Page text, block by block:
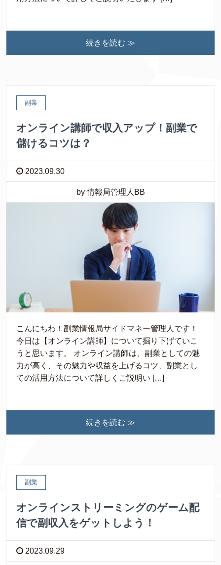
続きを読む ≫
副業
オンライン講師で収入アップ！副業で
儲けるコツは？
2023.09.30
by 情報局管理人BB
こんにちわ！副業情報局サイドマネー管理人です！
今日は【オンライン講師】について掘り下げていこ
うと思います。 オンライン講師は、副業としての魅
力が高く、その魅力や収益を上げるコツ、副業とし
ての活用方法について詳しくご説明い […]
続きを読む ≫
副業
オンラインストリーミングのゲーム配
信で副収入をゲットしよう！
2023.09.29